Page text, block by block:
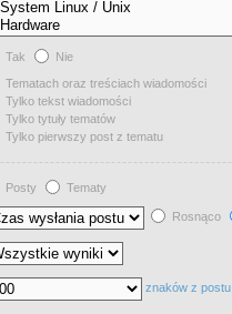
Tak
Nie
Tematach oraz treściach wiadomości
Tylko tekst wiadomości
Tylko tytuły tematów
Tylko pierwszy post z tematu
Posty
Tematy
Rosnąco
znaków z postu